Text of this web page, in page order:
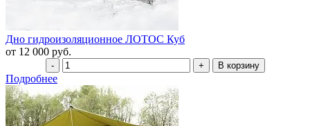
Дно гидроизоляционное ЛОТОС Куб
от 12 000 руб.
Подробнее